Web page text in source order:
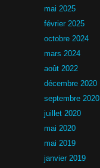
mai 2025
février 2025
octobre 2024
mars 2024
août 2022
décembre 2020
septembre 2020
juillet 2020
mai 2020
mai 2019
janvier 2019